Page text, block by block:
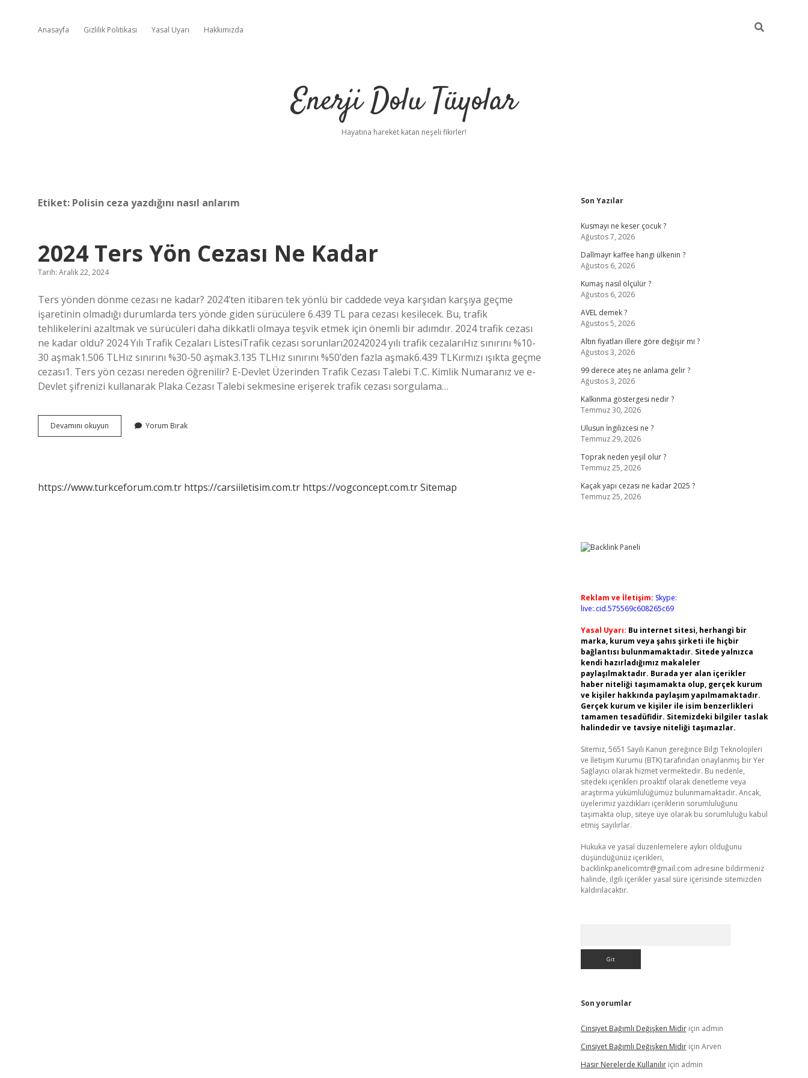
Anasayfa Gizlilik Politikası Yasal Uyarı Hakkımızda
Enerji Dolu Tüyolar
Hayatına hareket katan neşeli fikirler!
Etiket: Polisin ceza yazdığını nasıl anlarım
2024 Ters Yön Cezası Ne Kadar
Tarih: Aralık 22, 2024
Ters yönden dönme cezası ne kadar? 2024’ten itibaren tek yönlü bir caddede veya karşıdan karşıya geçme
işaretinin olmadığı durumlarda ters yönde giden sürücülere 6.439 TL para cezası kesilecek. Bu, trafik
tehlikelerini azaltmak ve sürücüleri daha dikkatli olmaya teşvik etmek için önemli bir adımdır. 2024 trafik cezası
ne kadar oldu? 2024 Yılı Trafik Cezaları ListesiTrafik cezası sorunları20242024 yılı trafik cezalarıHız sınırını %10-
30 aşmak1.506 TLHız sınırını %30-50 aşmak3.135 TLHız sınırını %50’den fazla aşmak6.439 TLKırmızı ışıkta geçme
cezası1. Ters yön cezası nereden öğrenilir? E-Devlet Üzerinden Trafik Cezası Talebi T.C. Kimlik Numaranız ve e-
Devlet şifrenizi kullanarak Plaka Cezası Talebi sekmesine erişerek trafik cezası sorgulama…
Devamını okuyun
Ters
Yorum Bırak
https://www.turkceforum.com.tr https://carsiiletisim.com.tr https://vogconcept.com.trSitemap
Sidebar
Son Yazılar
Kusmayı ne keser çocuk ?
Ağustos 7, 2026
Dallmayr kaffee hangi ülkenin ?
Ağustos 6, 2026
Kumaş nasıl ölçülür ?
Ağustos 6, 2026
AVEL demek ?
Ağustos 5, 2026
Altın fiyatları illere göre değişir mi ?
Ağustos 3, 2026
99 derece ateş ne anlama gelir ?
Ağustos 3, 2026
Kalkınma göstergesi nedir ?
Temmuz 30, 2026
Ulusun İngilizcesi ne ?
Temmuz 29, 2026
Toprak neden yeşil olur ?
Temmuz 25, 2026
Kaçak yapı cezası ne kadar 2025 ?
Temmuz 25, 2026
Reklam ve İletişim: Skype:
live:.cid.575569c608265c69
Yasal Uyarı: Bu internet sitesi, herhangi bir
marka, kurum veya şahıs şirketi ile hiçbir
bağlantısı bulunmamaktadır. Sitede yalnızca
kendi hazırladığımız makaleler
paylaşılmaktadır. Burada yer alan içerikler
haber niteliği taşımamakta olup, gerçek kurum
ve kişiler hakkında paylaşım yapılmamaktadır.
Gerçek kurum ve kişiler ile isim benzerlikleri
tamamen tesadüfidir. Sitemizdeki bilgiler taslak
halindedir ve tavsiye niteliği taşımazlar.
Sitemiz, 5651 Sayılı Kanun gereğince Bilgi Teknolojileri
ve İletişim Kurumu (BTK) tarafından onaylanmış bir Yer
Sağlayıcı olarak hizmet vermektedir. Bu nedenle,
sitedeki içerikleri proaktif olarak denetleme veya
araştırma yükümlülüğümüz bulunmamaktadır. Ancak,
üyelerimiz yazdıkları içeriklerin sorumluluğunu
taşımakta olup, siteye üye olarak bu sorumluluğu kabul
etmiş sayılırlar.
Hukuka ve yasal düzenlemelere aykırı olduğunu
düşündüğünüz içerikleri,
backlinkpanelicomtr@gmail.com adresine bildirmeniz
halinde, ilgili içerikler yasal süre içerisinde sitemizden
kaldırılacaktır.
Son yorumlar
Cinsiyet Bağımlı Değişken Midiriçin admin
Cinsiyet Bağımlı Değişken Midiriçin Arven
Hasır Nerelerde Kullanılıriçin admin